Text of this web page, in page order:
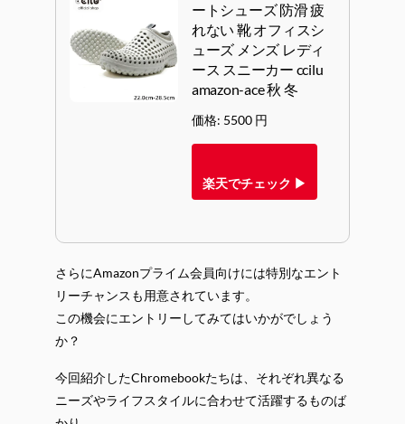
ートシューズ 防滑 疲
れない 靴 オフィスシ
ューズ メンズ レディ
ース スニーカー ccilu
amazon-ace 秋 冬
価格: 5500 円
楽天でチェック ▶
さらにAmazonプライム会員向けには特別なエント
リーチャンスも用意されています。
この機会にエントリーしてみてはいかがでしょう
か？
今回紹介したChromebookたちは、それぞれ異なる
ニーズやライフスタイルに合わせて活躍するものば